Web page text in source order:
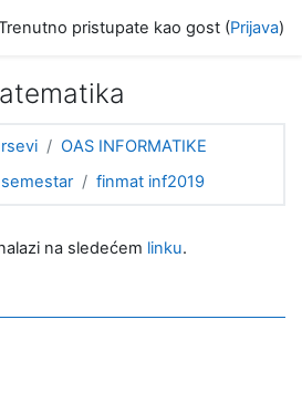
pristupate kao gost (Prijava)
OAS INFORMATIKE
finmat inf2019
format)
na sledećem linku.